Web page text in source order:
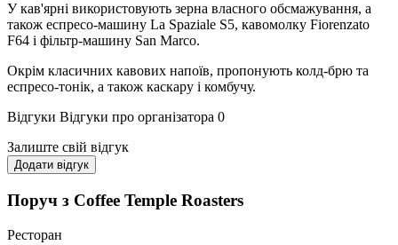
У кав'ярні використовують зерна власного обсмажування, а
також еспресо-машину La Spaziale S5, кавомолку Fiorenzato
F64 і фільтр-машину San Marco.
Окрім класичних кавових напоїв, пропонують колд-брю та
еспресо-тонік, а також каскару і комбучу.
Відгуки Відгуки про організатора 0
Залиште свій відгук
Додати відгук
Поруч з Coffee Temple Roasters
Ресторан